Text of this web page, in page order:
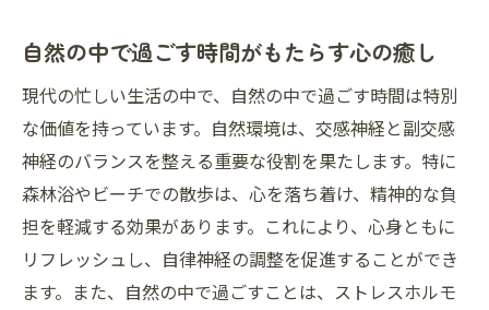
自然の中で過ごす時間がもたらす心の癒し
現代の忙しい生活の中で、自然の中で過ごす時間は特別
な価値を持っています。自然環境は、交感神経と副交感
神経のバランスを整える重要な役割を果たします。特に
森林浴やビーチでの散歩は、心を落ち着け、精神的な負
担を軽減する効果があります。これにより、心身ともに
リフレッシュし、自律神経の調整を促進することができ
ます。また、自然の中で過ごすことは、ストレスホルモ